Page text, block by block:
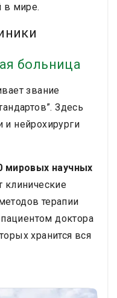
в мире.
больница
звание
Здесь
и нейрохирурги
мировых научных
клинические
терапии
доктора
хранится вся